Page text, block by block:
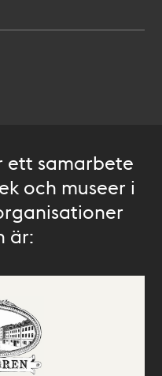
ett samarbete
och museer i
är: